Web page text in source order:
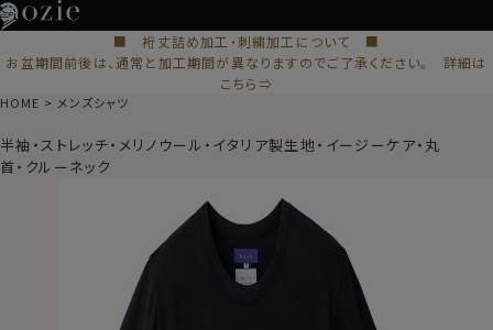
■ 裄丈詰め加工・刺繍加工について ■
お盆期間前後は、通常と加工期間が異なりますのでご了承ください。 詳細は
こちら⇒
HOME メンズシャツ
半袖・ストレッチ・メリノウール・イタリア製生地・イージーケア・丸
首・クルーネック